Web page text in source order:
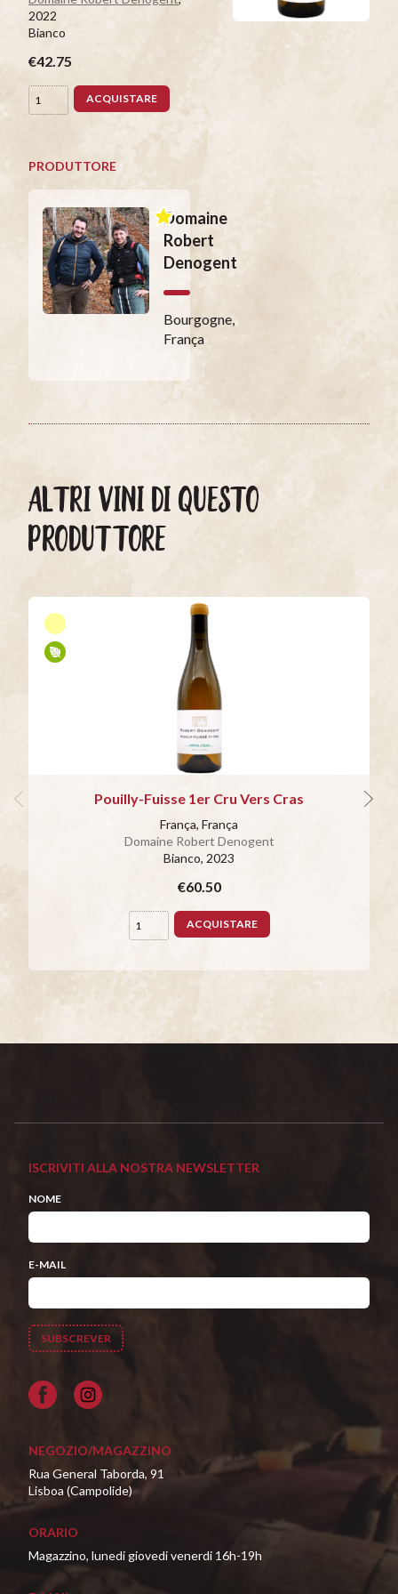
2022
Bianco
€42.75
ACQUISTARE
PRODUTTORE
Domaine
Robert
Denogent
Bourgogne,
França
ALTRI VINI DI QUESTO
PRODUTTORE
Pouilly-Fuisse 1er Cru Vers Cras
França, França
Domaine Robert Denogent
Bianco, 2023
€60.50
ACQUISTARE
ISCRIVITI ALLA NOSTRA NEWSLETTER
NOME
E-MAIL
Facebook
NEGOZIO/MAGAZZINO
Rua General Taborda, 91
Lisboa (Campolide)
ORARIO
Magazzino, lunedi giovedi venerdi 16h-19h